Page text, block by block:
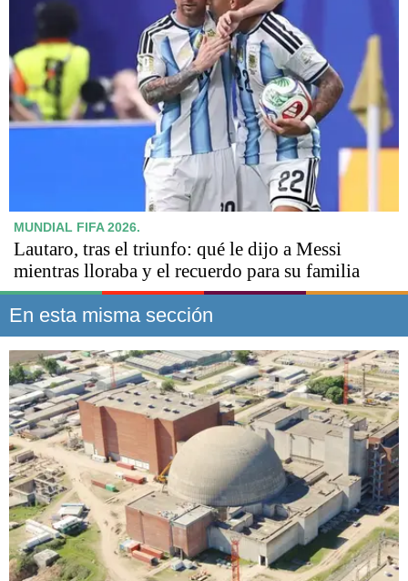
MUNDIAL FIFA 2026.
Lautaro, tras el triunfo: qué le dijo a Messi
mientras lloraba y el recuerdo para su familia
En esta misma sección